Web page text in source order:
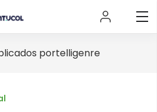
portelligenre